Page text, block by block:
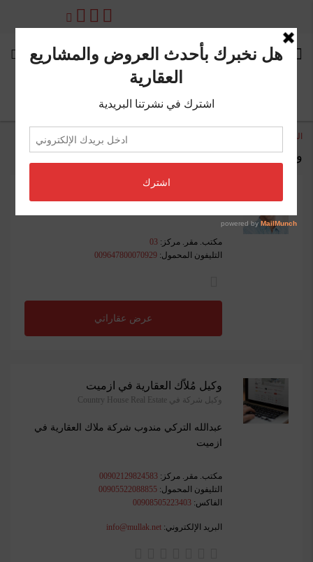
الصفحة الرئيسية
وكلائنا
مكتب. مقر. مركز: 03
التليفون المحمول: 009647800070929
عرض عقاراتي
وكيل مُلاّك العقارية في ازميت
وكيل شركة في Country House Real Estate
عبدالله التركي مندوب شركة ملاك العقارية في
ازميت
مكتب. مقر. مركز: 00902129824583
التليفون المحمول: 00905522088855
الفاكس: 00908505223403
البريد الإلكتروني: info@mullak.net